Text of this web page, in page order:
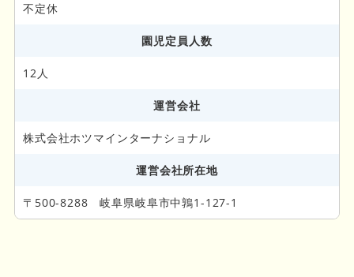
不定休
園児定員人数
12人
運営会社
株式会社ホツマインターナショナル
運営会社所在地
〒500-8288 岐阜県岐阜市中鶉1-127-1